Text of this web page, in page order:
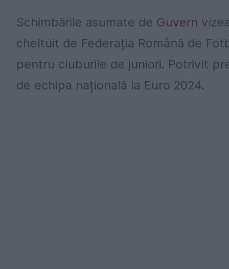
Schimbările asumate de Guvern
cheltuit de Federația Română de
pentru cluburile de juniori. Potrivit
de echipa națională la Euro 2024.